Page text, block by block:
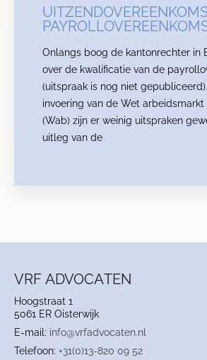
Onlangs boog de kantonrechter in
over de kwalificatie van de
(uitspraak is nog niet
invoering van de Wet arbeidsmarkt
(Wab) zijn er weinig uitspraken
uitleg van de
VRF ADVOCATEN
Hoogstraat 1
5061 ER Oisterwijk
E-mail: info@vrfadvocaten.nl
Telefoon: +31(0)13-820 09 52